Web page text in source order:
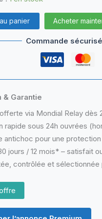
panier Acheter
Commande
& Garantie
via Mondial Relay dès
rapide sous 24h ouvrées
antichoc pour une
jours / 12 mois* – satisfait
contrôlée et sélectionnée